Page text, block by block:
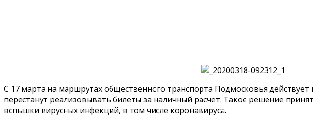
С 17 марта на маршрутах общественного транспорта Подмосковья действует
перестанут реализовывать билеты за наличный расчет. Такое решение
вспышки вирусных инфекций, в том числе коронавируса.